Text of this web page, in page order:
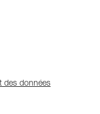
des données